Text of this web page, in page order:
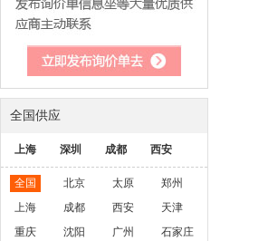
全国供应
上海 深圳 成都 西安
全国 北京 太原
郑州
上海
成都 西安
天津
重庆
沈阳 广州
石家庄